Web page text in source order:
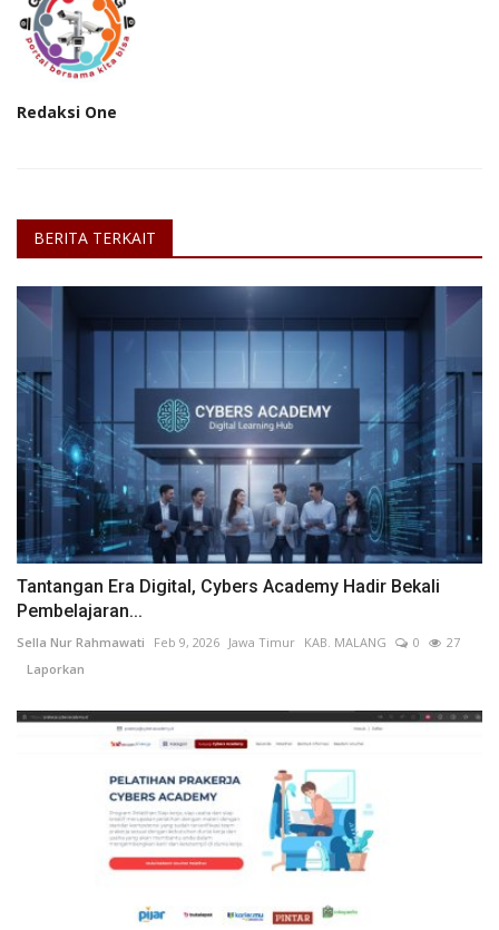
Redaksi One
BERITA TERKAIT
Tantangan Era Digital, Cybers Academy Hadir Bekali
Pembelajaran...
Sella Nur Rahmawati Feb 9, 2026 Jawa Timur KAB. MALANG 0
27
Laporkan